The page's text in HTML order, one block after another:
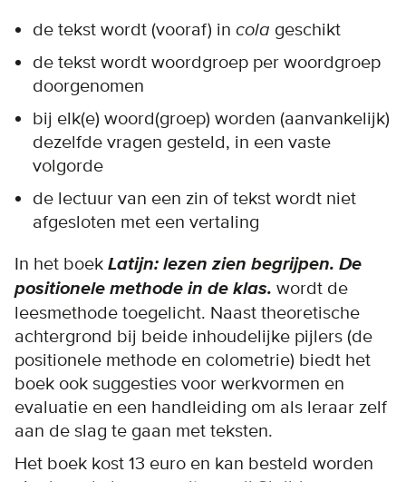
de tekst wordt (vooraf) in cola geschikt
de tekst wordt woordgroep per woordgroep
doorgenomen
bij elk(e) woord(groep) worden (aanvankelijk)
dezelfde vragen gesteld, in een vaste
volgorde
de lectuur van een zin of tekst wordt niet
afgesloten met een vertaling
In het boek Latijn: lezen zien begrijpen. De
positionele methode in de klas. wordt de
leesmethode toegelicht. Naast theoretische
achtergrond bij beide inhoudelijke pijlers (de
positionele methode en colometrie) biedt het
boek ook suggesties voor werkvormen en
evaluatie en een handleiding om als leraar zelf
aan de slag te gaan met teksten.
Het boek kost 13 euro en kan besteld worden